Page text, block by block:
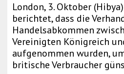
London, 3. Oktober
berichtet, dass die
Handelsabkommen
Vereinigten Königreich
aufgenommen wurden,
britische Verbraucher